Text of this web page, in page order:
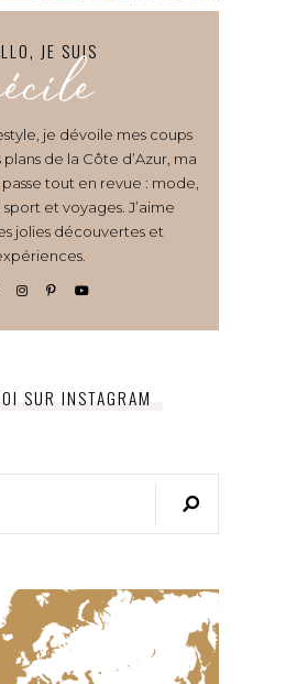
JE SUIS
je dévoile mes coups
de la Côte d’Azur, ma
tout en revue : mode,
et voyages. J’aime
jolies découvertes et
SUR INSTAGRAM